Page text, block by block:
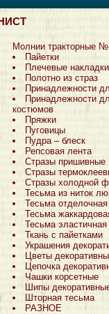
Молнии тракторные
Пайетки
Плечевые накладки
Полотно из страз
Принадлежности
Принадлежности
костюмов
Пряжки
Пуговицы
Пудра – блеск
Репсовая лента
Стразы пришивные
Стразы
Стразы холодной
Тесьма из ниток
Тесьма отделочная
Тесьма
Тесьма эластичная
Ткань с пайетками
Украшения
Цветы
Цепочка
Чашки корсетные
Шипы
Шторная тесьма
РАЗНОЕ